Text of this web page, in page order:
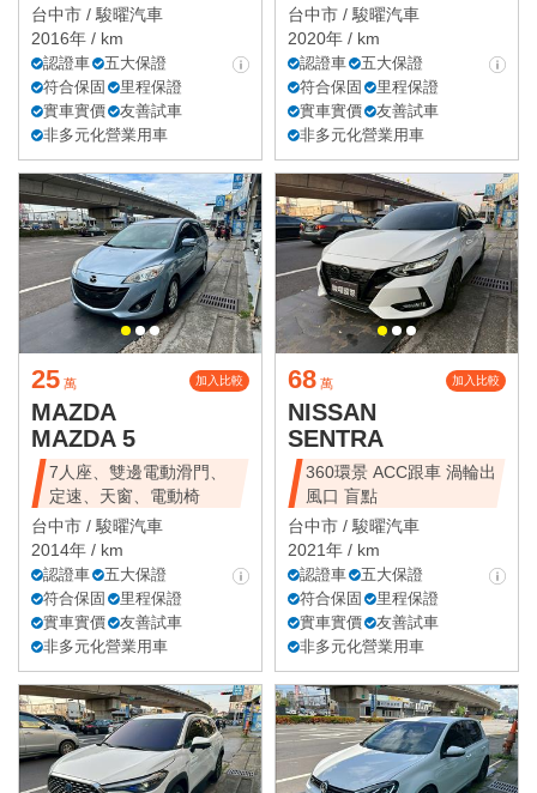
台中市 /駿曜汽車
2016年 / km
認證車
五大保證
符合保固
里程保證
實車實價
友善試車
非多元化營業用車
台中市 /駿曜汽車
2020年 / km
認證車
五大保證
符合保固
里程保證
實車實價
友善試車
非多元化營業用車
25 萬 加入比較
MAZDA
MAZDA 5
7人座、雙邊電動滑門、
定速、天窗、電動椅
台中市 /駿曜汽車
2014年 / km
認證車
五大保證
符合保固
里程保證
實車實價
友善試車
非多元化營業用車
68 萬 加入比較
NISSAN
SENTRA
360環景 ACC跟車 渦輪出
風口 盲點
台中市 /駿曜汽車
2021年 / km
認證車
五大保證
符合保固
里程保證
實車實價
友善試車
非多元化營業用車